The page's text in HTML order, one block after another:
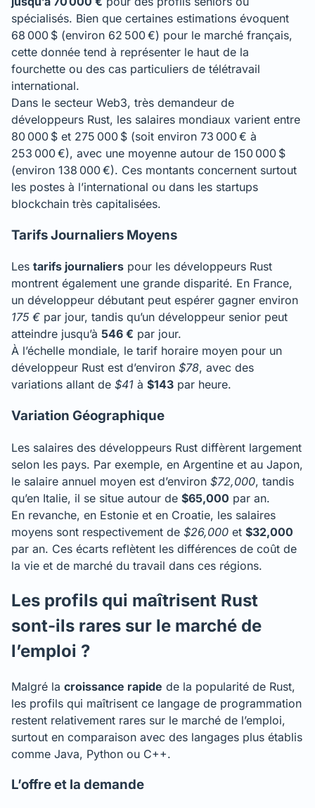
spécialisés. Bien que certaines estimations évoquent
68 000 $ (environ 62 500 €) pour le marché français,
cette donnée tend à représenter le haut de la
fourchette ou des cas particuliers de télétravail
international.
Dans le secteur Web3, très demandeur de
développeurs Rust, les salaires mondiaux varient entre
80 000 $ et 275 000 $ (soit environ 73 000 € à
253 000 €), avec une moyenne autour de 150 000 $
(environ 138 000 €). Ces montants concernent surtout
les postes à l’international ou dans les startups
blockchain très capitalisées.
Tarifs Journaliers Moyens
Les tarifs journaliers pour les développeurs Rust
montrent également une grande disparité. En France,
un développeur débutant peut espérer gagner environ
175 € par jour, tandis qu’un développeur senior peut
atteindre jusqu’à 546 € par jour.
À l’échelle mondiale, le tarif horaire moyen pour un
développeur Rust est d’environ $78, avec des
variations allant de $41 à $143 par heure.
Variation Géographique
Les salaires des développeurs Rust diffèrent largement
selon les pays. Par exemple, en Argentine et au Japon,
le salaire annuel moyen est d’environ $72,000, tandis
qu’en Italie, il se situe autour de $65,000 par an.
En revanche, en Estonie et en Croatie, les salaires
moyens sont respectivement de $26,000 et $32,000
par an. Ces écarts reflètent les différences de coût de
la vie et de marché du travail dans ces régions.
Les profils qui maîtrisent Rust
sont-ils rares sur le marché de
l’emploi ?
Malgré la croissance rapide de la popularité de Rust,
les profils qui maîtrisent ce langage de programmation
restent relativement rares sur le marché de l’emploi,
surtout en comparaison avec des langages plus établis
comme Java, Python ou C++.
L’offre et la demande